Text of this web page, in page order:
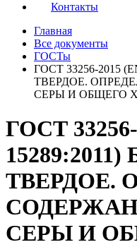
Контакты
Главная
Все документы
ГОСТы
ГОСТ 33256-2015
ТВЕРДОЕ.
СЕРЫ И ОБЩЕГО
ГОСТ
ТВЕРДОЕ.
СЕРЫ И